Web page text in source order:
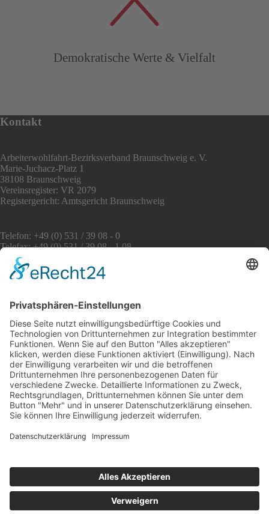
Demokratische Werte & Vielfalt
Kontakt
Arbeiterwohlfahrt-Bezirksverband Braunschweig e. V.
Marie-Juchacz-Platz 1
38108 Braunschweig
Vereinsregister: VR 2079
Registergericht: Amtsgericht Braunschweig
Telefon: +49 (0) 531 / 39 08 - 0
Telefax: +49 (0) 531 / 39 08 - 1 08
E-Mail: info [at] awo-bs.de
Service
Sitemap
Impressum
Datenschutz
Social Media
Facebook
Instagram
YouTube
Bei Fragen zu einer Stellenausschreibung wenden Sie sich